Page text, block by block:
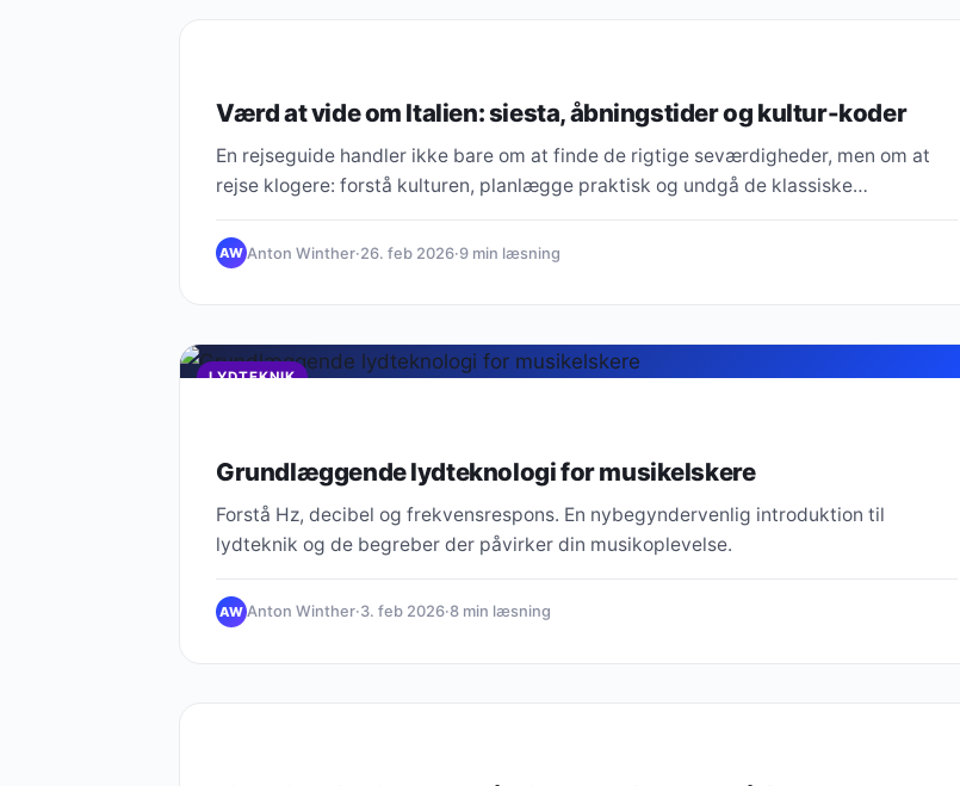
Værd at vide om Italien: siesta, åbningstider og kultur-koder
En rejseguide handler ikke bare om at finde de rigtige seværdigheder, men om at
rejse klogere: forstå kulturen, planlægge praktisk og undgå de klassiske…
AW Anton Winther·26. feb 2026·9 min læsning
LYDTEKNIK
Grundlæggende lydteknologi for musikelskere
Forstå Hz, decibel og frekvensrespons. En nybegyndervenlig introduktion til
lydteknik og de begreber der påvirker din musikoplevelse.
AW Anton Winther·3. feb 2026·8 min læsning